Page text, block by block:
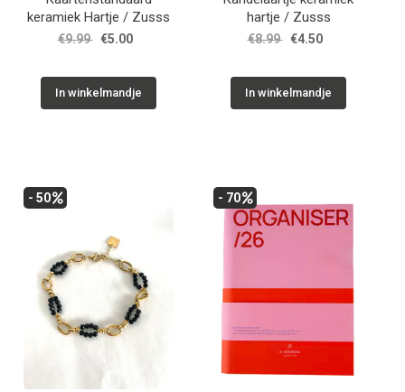
keramiek Hartje / Zusss
€9.99 €5.00
In winkelmandje
hartje / Zusss
€8.99 €4.50
In winkelmandje
- 50 - 70